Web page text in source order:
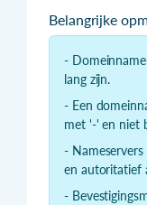
Belangrijke
-
lang zijn.
- Een
met '-' en niet
-
en autoritatief
-